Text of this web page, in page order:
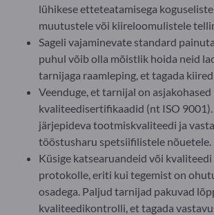
lühikese etteteatamisega
muutustele või kiireloomulistele
Sageli vajaminevate standard
puhul võib olla mõistlik hoida neid
tarnijaga raamleping, et tagada
Veenduge, et tarnijal on asjakohased
kvaliteedisertifikaadid (nt ISO 9001).
järjepideva tootmiskvaliteedi ja
tööstusharu spetsiifilistele nõuetele.
Küsige katsearuandeid või kvaliteedi
protokolle, eriti kui tegemist on
osadega. Paljud tarnijad pakuvad
kvaliteedikontrolli, et tagada